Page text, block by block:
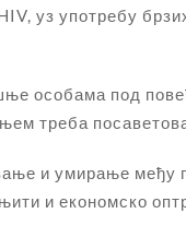
уз употребу
особама под
треба
и умирање међу
и економско